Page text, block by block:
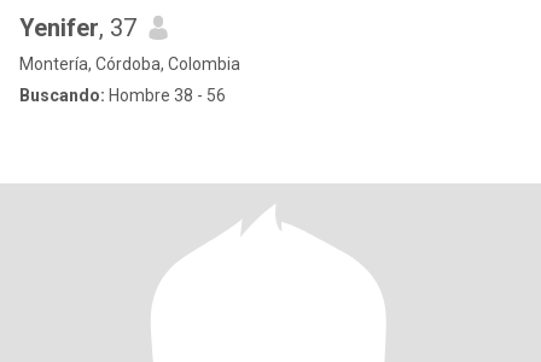
Yenifer, 37
Montería, Córdoba, Colombia
Buscando: Hombre 38 - 56